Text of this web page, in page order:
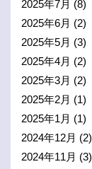
2025年7月 (8)
2025年6月 (2)
2025年5月 (3)
2025年4月 (2)
2025年3月 (2)
2025年2月 (1)
2025年1月 (1)
2024年12月 (2)
2024年11月 (3)